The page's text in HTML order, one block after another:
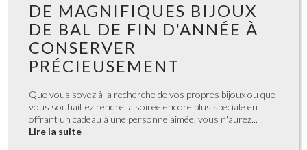
DE MAGNIFIQUES BIJOUX
DE BAL DE FIN D'ANNÉE À
CONSERVER
PRÉCIEUSEMENT
Que vous soyez à la recherche de vos propres bijoux ou que
vous souhaitiez rendre la soirée encore plus spéciale en
offrant un cadeau à une personne aimée, vous n'aurez...
Lire la suite